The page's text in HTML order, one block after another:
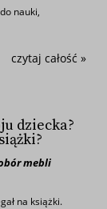
nauki,
czytaj całość »
dziecka?
mebli
na książki.